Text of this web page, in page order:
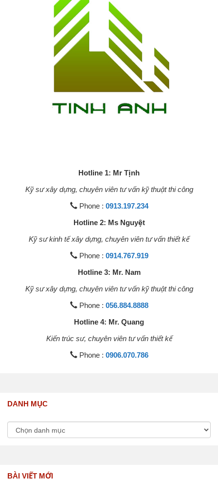
Hotline 1: Mr Tịnh
Kỹ sư xây dựng, chuyên viên tư vấn kỹ thuật thi công
Phone : 0913.197.234
Hotline 2: Ms Nguyệt
Kỹ sư kinh tế xây dựng, chuyên viên tư vấn thiết kế
Phone : 0914.767.919
Hotline 3: Mr. Nam
Kỹ sư xây dựng, chuyên viên tư vấn kỹ thuật thi công
Phone : 056.884.8888
Hotline 4: Mr. Quang
Kiến trúc sư, chuyên viên tư vấn thiết kế
Phone : 0906.070.786
DANH MỤC
BÀI VIẾT MỚI